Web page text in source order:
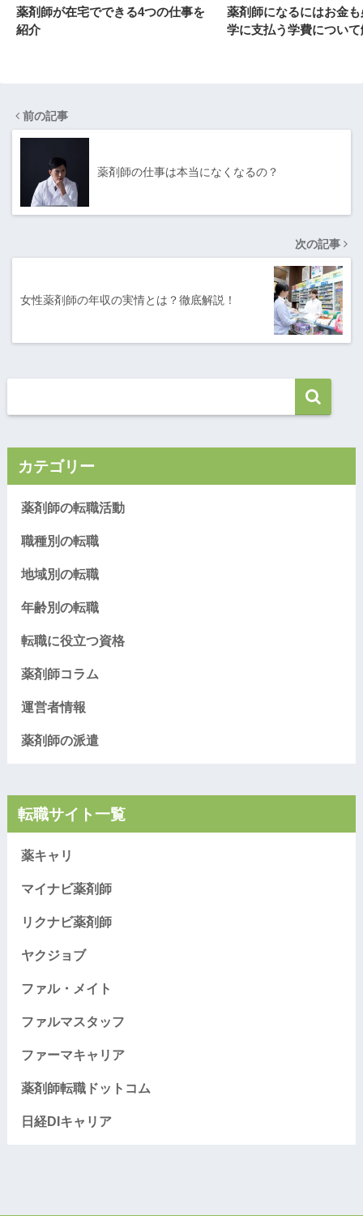
薬剤師が在宅でできる4つの仕事を
紹介
薬剤師になるにはお金
学に支払う学費につい
前の記事
薬剤師の仕事は本当になくなるの？
次の記事
女性薬剤師の年収の実情とは？徹底解説！
カテゴリー
薬剤師の転職活動
職種別の転職
地域別の転職
年齢別の転職
転職に役立つ資格
薬剤師コラム
運営者情報
薬剤師の派遣
転職サイト一覧
薬キャリ
マイナビ薬剤師
リクナビ薬剤師
ヤクジョブ
ファル・メイト
ファルマスタッフ
ファーマキャリア
薬剤師転職ドットコム
日経DIキャリア